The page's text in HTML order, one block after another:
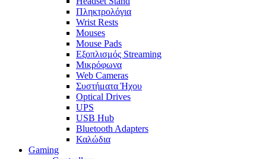
Πληκτρολόγια
Wrist Rests
Mouses
Mouse Pads
Εξοπλισμός Streaming
Μικρόφωνα
Web Cameras
Συστήματα Ήχου
Optical Drives
UPS
USB Hub
Bluetooth Adapters
Καλώδια
Gaming